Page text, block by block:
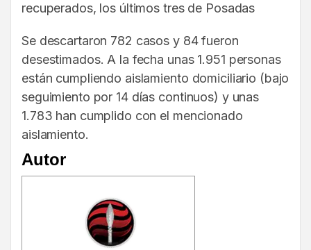
recuperados, los últimos tres de Posadas
Se descartaron 782 casos y 84 fueron
desestimados. A la fecha unas 1.951 personas
están cumpliendo aislamiento domiciliario (bajo
seguimiento por 14 días continuos) y unas
1.783 han cumplido con el mencionado
aislamiento.
Autor